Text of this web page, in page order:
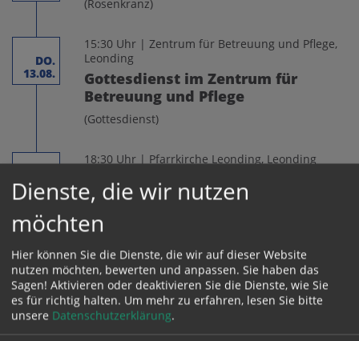
(Rosenkranz)
DO.
13.08.
15:30 Uhr | Zentrum für Betreuung und Pflege,
Leonding
Gottesdienst im Zentrum für
Betreuung und Pflege
(Gottesdienst)
14.08.
18:30 Uhr | Pfarrkirche Leonding, Leonding
Gebetsandacht in der alten Kirche
(Andacht)
ALLE
TERMINE
Dienste, die wir nutzen
möchten
Hier können Sie die Dienste, die wir auf dieser Website
nutzen möchten, bewerten und anpassen. Sie haben das
Sagen! Aktivieren oder deaktivieren Sie die Dienste, wie Sie
es für richtig halten. Um mehr zu erfahren, lesen Sie bitte
unsere Datenschutzerklärung.